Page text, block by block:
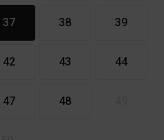
37 38 39
42 43 44
47 48